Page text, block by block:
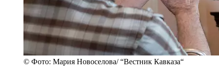
© Фото: Мария Новоселова/ “Вестник Кавказа“